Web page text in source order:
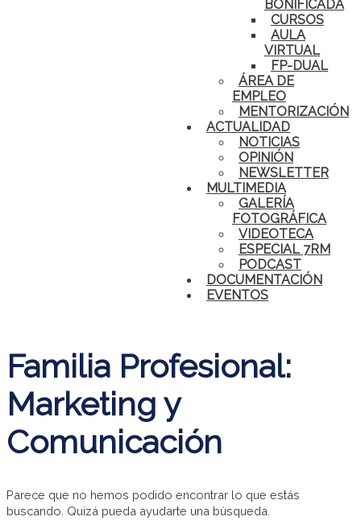
BONIFICADA
CURSOS
AULA
VIRTUAL
FP-DUAL
ÁREA DE
EMPLEO
MENTORIZACIÓN
ACTUALIDAD
NOTICIAS
OPINIÓN
NEWSLETTER
MULTIMEDIA
GALERÍA
FOTOGRÁFICA
VIDEOTECA
ESPECIAL 7RM
PODCAST
DOCUMENTACIÓN
EVENTOS
Familia Profesional:
Marketing y
Comunicación
Parece que no hemos podido encontrar lo que estás
buscando. Quizá pueda ayudarte una búsqueda.